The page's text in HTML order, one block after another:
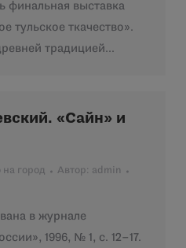
финальная выставка
тульское ткачество».
традицией…
«Сайн» и
город Автор: admin
в журнале
1996, № 1, с. 12–17.